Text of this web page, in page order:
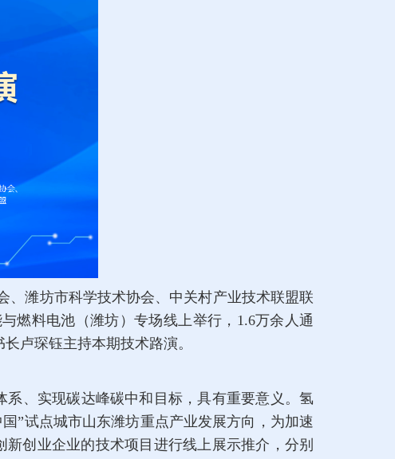
、潍坊市科学技术协会、中关村产业技术联盟联
燃料电池（潍坊）专场线上举行，1.6万余人通
卢琛钰主持本期技术路演。
、实现碳达峰碳中和目标，具有重要意义。氢
”试点城市山东潍坊重点产业发展方向，为加速
创业企业的技术项目进行线上展示推介，分别